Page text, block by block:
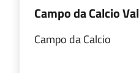
Campo da Calcio
Campo da Calcio